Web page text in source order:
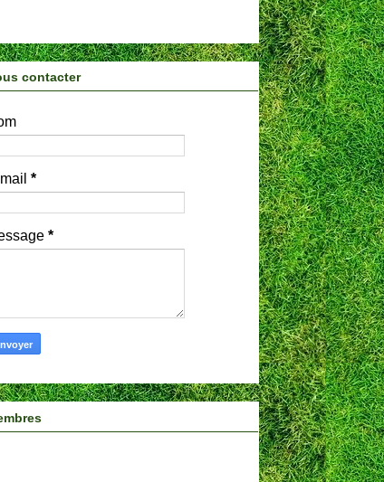
contacter
*
*